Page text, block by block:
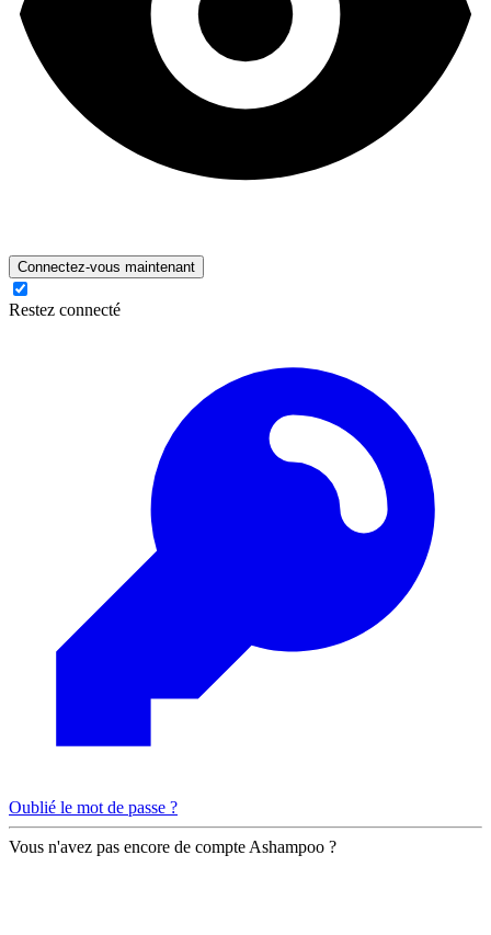
Connectez-vous maintenant
Restez connecté
Oublié le mot de passe ?
Vous n'avez pas encore de compte Ashampoo ?